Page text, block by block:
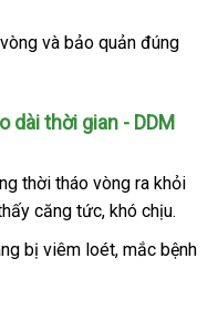
Thái
và bảo quản đúng
dài thời gian - DDM
thời tháo vòng ra khỏi
căng tứcbáo
giá
, khó chịu.
bị viêm loétvận
, mắc bệnh